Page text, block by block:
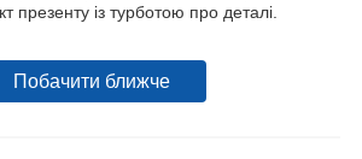
презенту із турботою про деталі.
Побачити ближче